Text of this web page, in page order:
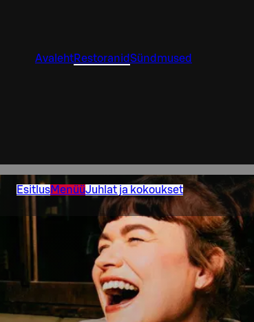
AvalehtRestoranidSündmused
EsitlusMenüüJuhlat ja kokoukset